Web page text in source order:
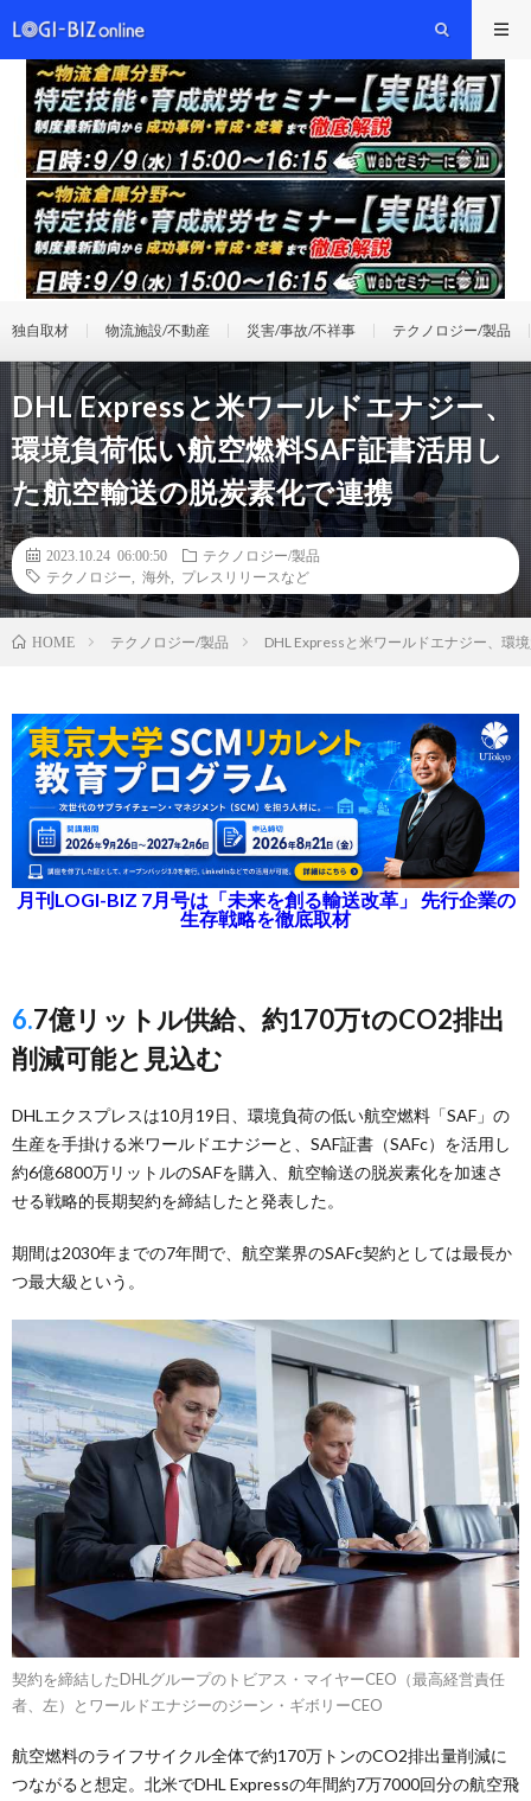
独自取材 物流施設/不動産 災害/事故/不祥事 テクノロジー/製品
DHL Expressと米ワールドエナジー、
環境負荷低い航空燃料SAF証書活用し
た航空輸送の脱炭素化で連携
2023.10.24 06:00:50
テクノロジー/製品
テクノロジー
海外 プレスリリースなど
HOME テクノロジー/製品 DHL Expressと米ワールドエナジー、環
月刊LOGI-BIZ 7月号は「未来を創る輸送改革」 先行企業の
生存戦略を徹底取材
6.7億リットル供給、約170万tのCO2排出
削減可能と見込む
DHLエクスプレスは10月19日、環境負荷の低い航空燃料「SAF」の
生産を手掛ける米ワールドエナジーと、SAF証書（SAFc）を活用し
約6億6800万リットルのSAFを購入、航空輸送の脱炭素化を加速さ
せる戦略的長期契約を締結したと発表した。
期間は2030年までの7年間で、航空業界のSAFc契約としては最長か
つ最大級という。
契約を締結したDHLグループのトビアス・マイヤーCEO（最高経営責任
者、左）とワールドエナジーのジーン・ギボリーCEO
航空燃料のライフサイクル全体で約170万トンのCO2排出量削減に
つながると想定。北米でDHL Expressの年間約7万7000回分の航空飛